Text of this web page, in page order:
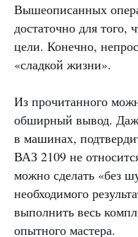
Вышеописанных
достаточно для того,
цели. Конечно,
«сладкой жизни».
Из прочитанного
обширный вывод.
в машинах,
ВАЗ 2109 не
можно сделать «без
необходимого
выполнить весь
опытного мастера.